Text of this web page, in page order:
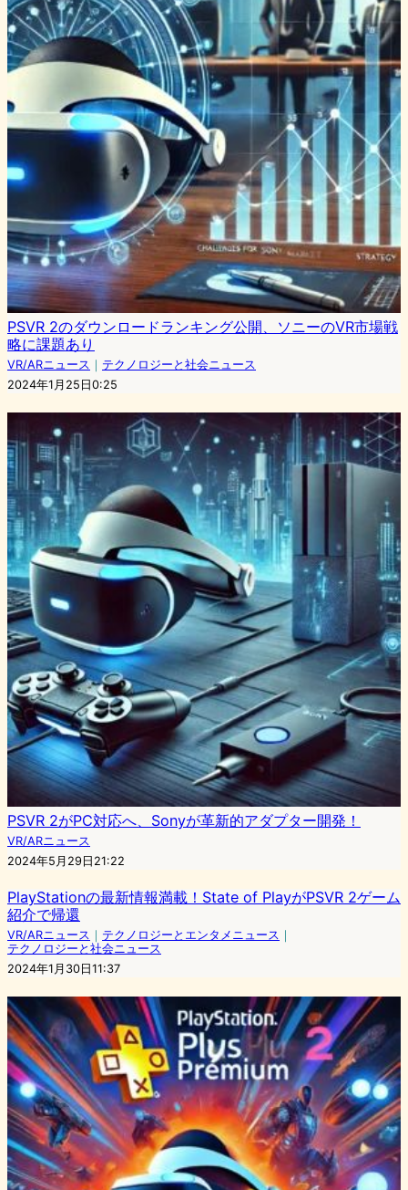
PSVR 2のダウンロードランキング公開、ソニーのVR市場戦
略に課題あり
VR/ARニュース ｜ テクノロジーと社会ニュース
2024年1月25日0:25
PSVR 2がPC対応へ、Sonyが革新的アダプター開発！
VR/ARニュース
2024年5月29日21:22
PlayStationの最新情報満載！State of PlayがPSVR 2ゲーム
紹介で帰還
VR/ARニュース ｜ テクノロジーとエンタメニュース ｜
テクノロジーと社会ニュース
2024年1月30日11:37